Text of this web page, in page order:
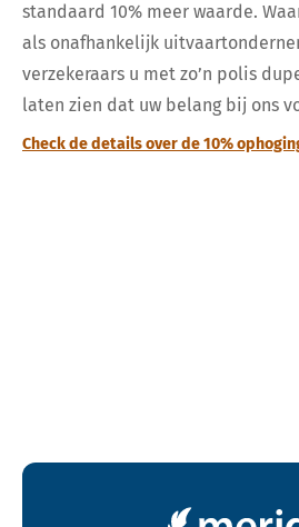
standaard 10% meer waarde.
als onafhankelijk
verzekeraars u met zo’n polis
laten zien dat uw belang bij ons
Check de details over de 10%